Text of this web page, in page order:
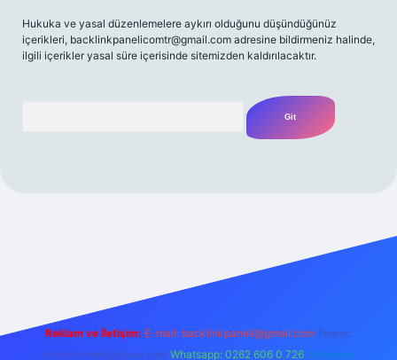
Hukuka ve yasal düzenlemelere aykırı olduğunu düşündüğünüz
içerikleri, backlinkpanelicomtr@gmail.com adresine bildirmeniz halinde,
ilgili içerikler yasal süre içerisinde sitemizden kaldırılacaktır.
Reklam ve İletişim: E-mail: backlinkpaneli@gmail.com Teams:
forumhizmeti@gmail.com Whatsapp: 0262 606 0 726 Telegram: